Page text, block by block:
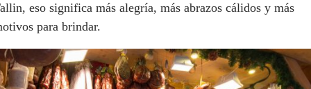
eso significa más alegría, más abrazos cálidos y más
para brindar.